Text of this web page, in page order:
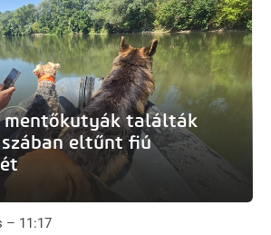
mentőkutyák találták
eltűnt fiú
– 11:17